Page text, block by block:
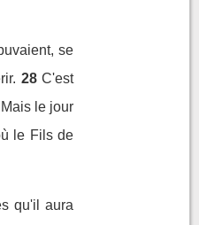
se
28 C'est
Mais le jour
le Fils de
qu'il aura